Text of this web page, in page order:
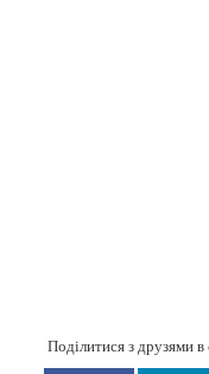
Поділитися з друзями